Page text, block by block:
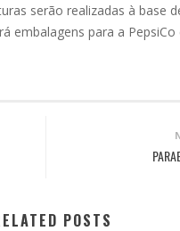
serão realizadas à base
embalagens para a
POSTS